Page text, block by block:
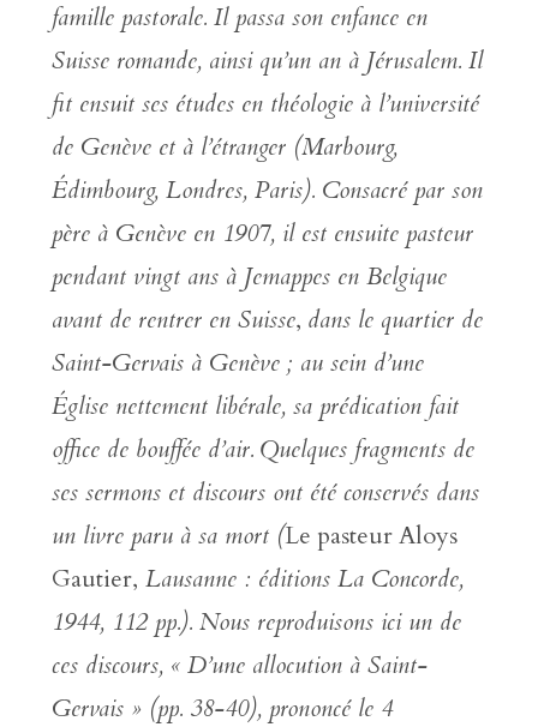
famille pastorale. Il passa son enfance en
Suisse romande, ainsi qu’un an à Jérusalem. Il
fit ensuit ses études en théologie à l’université
de Genève et à l’étranger (Marbourg,
Édimbourg, Londres, Paris). Consacré par son
père à Genève en 1907, il est ensuite pasteur
pendant vingt ans à Jemappes en Belgique
avant de rentrer en Suisse, dans le quartier de
Saint-Gervais à Genève ; au sein d’une
Église nettement libérale, sa prédication fait
office de bouffée d’air. Quelques fragments de
ses sermons et discours ont été conservés dans
un livre paru à sa mort (Le pasteur Aloys
Gautier, Lausanne : éditions La Concorde,
1944, 112 pp.). Nous reproduisons ici un de
ces discours, « D’une allocution à Saint-
Gervais » (pp. 38-40), prononcé le 4